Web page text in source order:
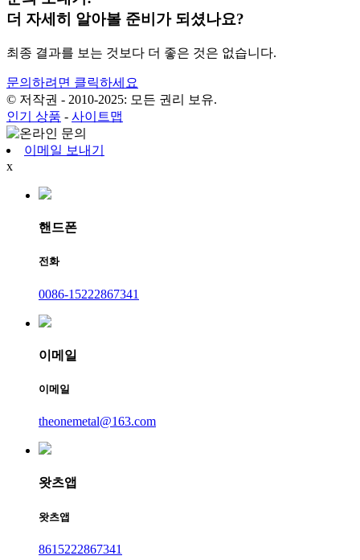
더 자세히 알아볼 준비가 되셨나요?
최종 결과를 보는 것보다 더 좋은 것은 없습니다.
문의하려면 클릭하세요
© 저작권 - 2010-2025: 모든 권리 보유.
인기 상품 - 사이트맵
이메일 보내기
x
핸드폰
전화
0086-15222867341
이메일
이메일
theonemetal@163.com
왓츠앱
왓츠앱
8615222867341